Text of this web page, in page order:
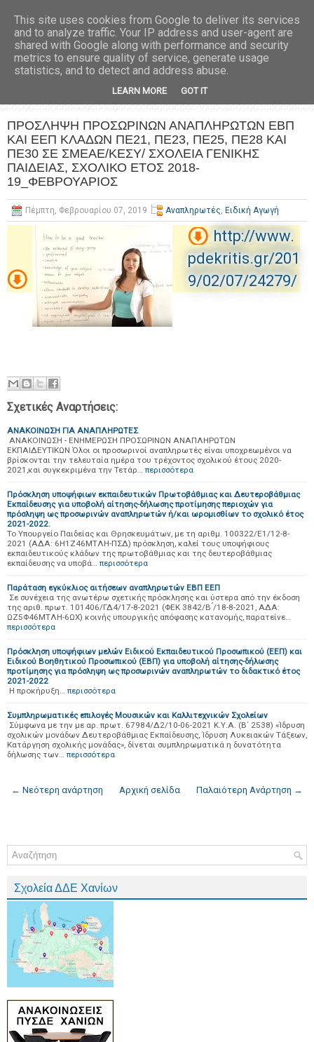
ΠΡΟΣΛΗΨH ΠΡΟΣΩΡΙΝΩΝ ΑΝΑΠΛΗΡΩΤΩΝ ΕΒΠ
ΚΑΙ ΕΕΠ ΚΛΑΔΩΝ ΠΕ21, ΠΕ23, ΠΕ25, ΠΕ28 ΚΑΙ
ΠΕ30 ΣΕ ΣΜΕΑΕ/ΚΕΣΥ/ ΣΧΟΛΕΙΑ ΓΕΝΙΚΗΣ
ΠΑΙΔΕΙΑΣ, ΣΧΟΛΙΚΟ ΕΤΟΣ 2018-
19_ΦΕΒΡΟΥΑΡΙΟΣ
Πέμπτη, Φεβρουαρίου 07, 2019 Αναπληρωτές, Ειδική Αγωγή
http://www.
pdekritis.gr/201
9/02/07/24279/
Σχετικές Αναρτήσεις:
ΑΝΑΚΟΙΝΩΣΗ ΓΙΑ ΑΝΑΠΛΗΡΩΤΕΣ
ΑΝΑΚΟΙΝΩΣΗ - ΕΝΗΜΕΡΩΣΗ ΠΡΟΣΩΡΙΝΩΝ ΑΝΑΠΛΗΡΩΤΩΝ
ΕΚΠΑΙΔΕΥΤΙΚΩΝ Όλοι οι προσωρινοί αναπληρωτές είναι υποχρεωμένοι να
βρίσκονται την τελευταία ημέρα του τρέχοντος σχολικού έτους 2020-
2021,και συγκεκριμένα την Τετάρ… περισσότερα
Πρόσκληση υποψήφιων εκπαιδευτικών Πρωτοβάθμιας και Δευτεροβάθμιας
Εκπαίδευσης για υποβολή αίτησης-δήλωσης προτίμησης περιοχών για
πρόσληψη ως προσωρινών αναπληρωτών ή/και ωρομισθίων το σχολικό έτος
2021-2022.
Το Υπουργείο Παιδείας και Θρησκευμάτων, με τη αριθμ. 100322/Ε1/12-8-
2021 (ΑΔΑ: 6Η1Ζ46ΜΤΛΗ-ΠΣΔ) πρόσκληση, καλεί τους υποψήφιους
εκπαιδευτικούς κλάδων της πρωτοβάθμιας και της δευτεροβάθμιας
εκπαίδευσης να υποβά… περισσότερα
Παράταση εγκύκλιος αιτήσεων αναπληρωτών EBΠ ΕΕΠ
Σε συνέχεια της ανωτέρω σχετικής πρόσκλησης και ύστερα από την έκδοση
της αριθ. πρωτ. 101406/ΓΔ4/17-8-2021 (ΦΕΚ 3842/Β ́/18-8-2021, ΑΔΑ:
ΩΖ5Φ46ΜΤΛΗ-6ΩΧ) κοινής υπουργικής απόφασης κατανομής, παρατείνε…
περισσότερα
Πρόσκληση υποψήφιων μελών Ειδικού Εκπαιδευτικού Προσωπικού (ΕΕΠ) και
Ειδικού Βοηθητικού Προσωπικού (ΕΒΠ) για υποβολή αίτησης-δήλωσης
προτίμησης για πρόσληψη ως προσωρινών αναπληρωτών το διδακτικό έτος
2021-2022
Η προκήρυξη… περισσότερα
Συμπληρωματικές επιλογές Μουσικών και Καλλιτεχνικών Σχολείων
Σύμφωνα με την με αρ. πρωτ. 67984/Δ2/10-06-2021 Κ.Υ.Α. (Β΄ 2538) «Ίδρυση
σχολικών μονάδων Δευτεροβάθμιας Εκπαίδευσης, Ίδρυση Λυκειακών Τάξεων,
Κατάργηση σχολικής μονάδας», δίνεται συμπληρωματικά η δυνατότητα
δήλωσης των… περισσότερα
← Νεότερη ανάρτηση Παλαιότερη Ανάρτηση →
Αρχική σελίδα
Σχολεία ΔΔΕ Χανίων
This site uses cookies from Google to deliver its services
and to analyze traffic. Your IP address and user-agent are
shared with Google along with performance and security
metrics to ensure quality of service, generate usage
statistics, and to detect and address abuse.
LEARN MORE GOT IT